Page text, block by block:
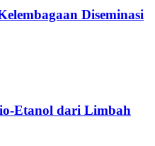
Diseminasi
Etanol dari Limbah